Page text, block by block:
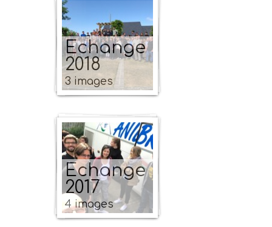
Echange
2018
3 images
Echange
2017
4 images